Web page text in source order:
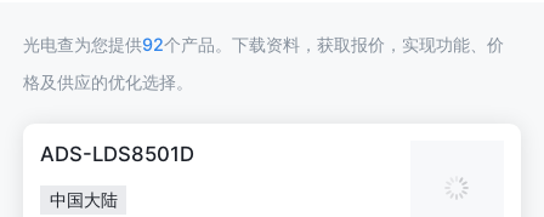
扫
描
光电查为您提供92个产品。下载资料，获取报价，实现功能、价
格及供应的优化选择。
ADS-LDS8501D
中国大陆